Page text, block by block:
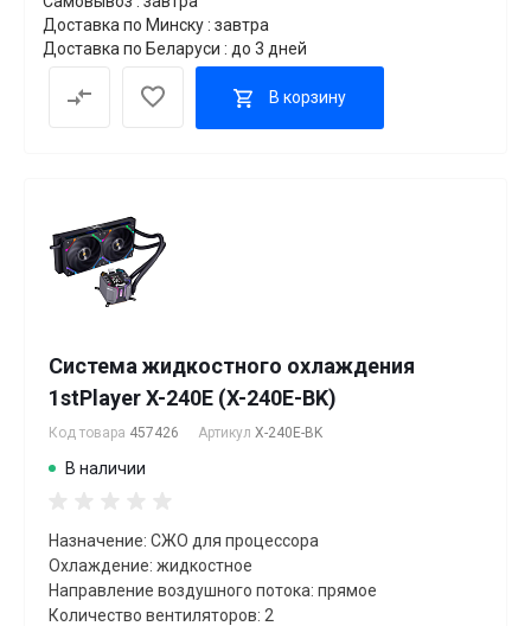
Доставка по Минску : завтра
Доставка по Беларуси : до 3 дней
В корзину
Система жидкостного охлаждения
1stPlayer X-240E (X-240E-BK)
Код товара 457426 Артикул X-240E-BK
В наличии
Назначение: СЖО для процессора
Охлаждение: жидкостное
Направление воздушного потока: прямое
Количество вентиляторов: 2